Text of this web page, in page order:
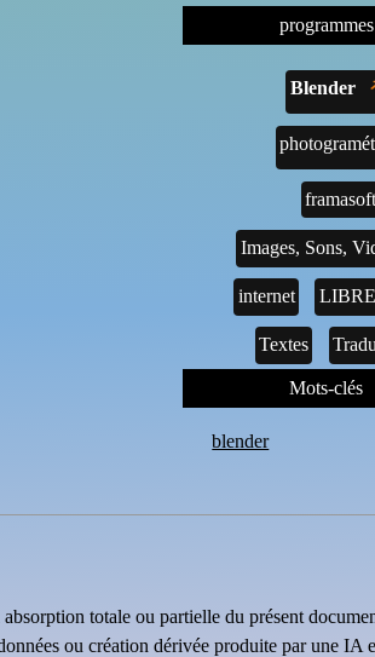
programmes
Blender
framasoft
Images, Sons,
internet
Textes
Mots-clés
blender
totale ou partielle du présent
ou création dérivée produite par une IA